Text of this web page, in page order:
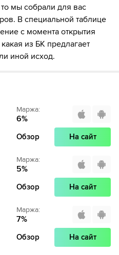
мы собрали для вас
В специальной таблице
с момента открытия
из БК предлагает
иной исход.
Маржа:
6%
Обзор На сайт
Маржа:
5%
Обзор На сайт
Маржа:
7%
Обзор На сайт